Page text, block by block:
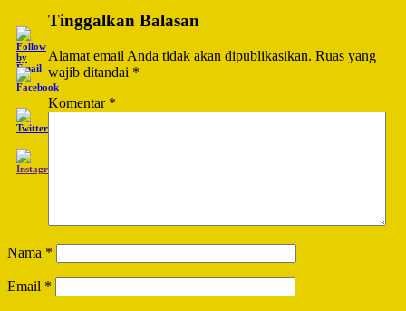
Tinggalkan Balasan
Alamat email Anda tidak akan dipublikasikan. Ruas yang
wajib ditandai *
Komentar *
Nama *
Email *